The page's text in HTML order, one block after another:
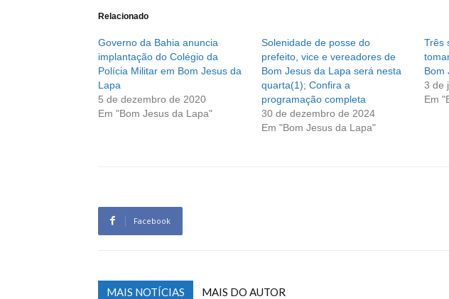
Relacionado
Governo da Bahia anuncia
implantação do Colégio da
Polícia Militar em Bom Jesus da
Lapa
5 de dezembro de 2020
Em "Bom Jesus da Lapa"
Solenidade de posse do
prefeito, vice e vereadores de
Bom Jesus da Lapa será nesta
quarta(1); Confira a
programação completa
30 de dezembro de 2024
Em "Bom Jesus da Lapa"
Três
Bom
3 de
Em
Facebook
MAIS NOTÍCIAS MAIS DO AUTOR